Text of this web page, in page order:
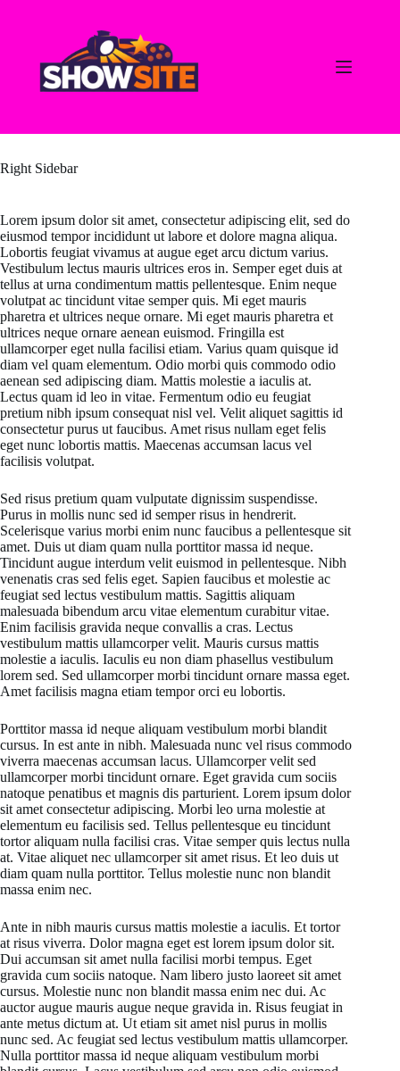
Right Sidebar
Lorem ipsum dolor sit amet, consectetur adipiscing elit, sed do
eiusmod tempor incididunt ut labore et dolore magna aliqua.
Lobortis feugiat vivamus at augue eget arcu dictum varius.
Vestibulum lectus mauris ultrices eros in. Semper eget duis at
tellus at urna condimentum mattis pellentesque. Enim neque
volutpat ac tincidunt vitae semper quis. Mi eget mauris
pharetra et ultrices neque ornare. Mi eget mauris pharetra et
ultrices neque ornare aenean euismod. Fringilla est
ullamcorper eget nulla facilisi etiam. Varius quam quisque id
diam vel quam elementum. Odio morbi quis commodo odio
aenean sed adipiscing diam. Mattis molestie a iaculis at.
Lectus quam id leo in vitae. Fermentum odio eu feugiat
pretium nibh ipsum consequat nisl vel. Velit aliquet sagittis id
consectetur purus ut faucibus. Amet risus nullam eget felis
eget nunc lobortis mattis. Maecenas accumsan lacus vel
facilisis volutpat.
Sed risus pretium quam vulputate dignissim suspendisse.
Purus in mollis nunc sed id semper risus in hendrerit.
Scelerisque varius morbi enim nunc faucibus a pellentesque sit
amet. Duis ut diam quam nulla porttitor massa id neque.
Tincidunt augue interdum velit euismod in pellentesque. Nibh
venenatis cras sed felis eget. Sapien faucibus et molestie ac
feugiat sed lectus vestibulum mattis. Sagittis aliquam
malesuada bibendum arcu vitae elementum curabitur vitae.
Enim facilisis gravida neque convallis a cras. Lectus
vestibulum mattis ullamcorper velit. Mauris cursus mattis
molestie a iaculis. Iaculis eu non diam phasellus vestibulum
lorem sed. Sed ullamcorper morbi tincidunt ornare massa eget.
Amet facilisis magna etiam tempor orci eu lobortis.
Porttitor massa id neque aliquam vestibulum morbi blandit
cursus. In est ante in nibh. Malesuada nunc vel risus commodo
viverra maecenas accumsan lacus. Ullamcorper velit sed
ullamcorper morbi tincidunt ornare. Eget gravida cum sociis
natoque penatibus et magnis dis parturient. Lorem ipsum dolor
sit amet consectetur adipiscing. Morbi leo urna molestie at
elementum eu facilisis sed. Tellus pellentesque eu tincidunt
tortor aliquam nulla facilisi cras. Vitae semper quis lectus nulla
at. Vitae aliquet nec ullamcorper sit amet risus. Et leo duis ut
diam quam nulla porttitor. Tellus molestie nunc non blandit
massa enim nec.
Ante in nibh mauris cursus mattis molestie a iaculis. Et tortor
at risus viverra. Dolor magna eget est lorem ipsum dolor sit.
Dui accumsan sit amet nulla facilisi morbi tempus. Eget
gravida cum sociis natoque. Nam libero justo laoreet sit amet
cursus. Molestie nunc non blandit massa enim nec dui. Ac
auctor augue mauris augue neque gravida in. Risus feugiat in
ante metus dictum at. Ut etiam sit amet nisl purus in mollis
nunc sed. Ac feugiat sed lectus vestibulum mattis ullamcorper.
Nulla porttitor massa id neque aliquam vestibulum morbi